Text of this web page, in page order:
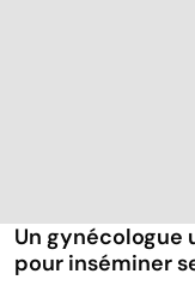
Un gynécologue
pour inséminer